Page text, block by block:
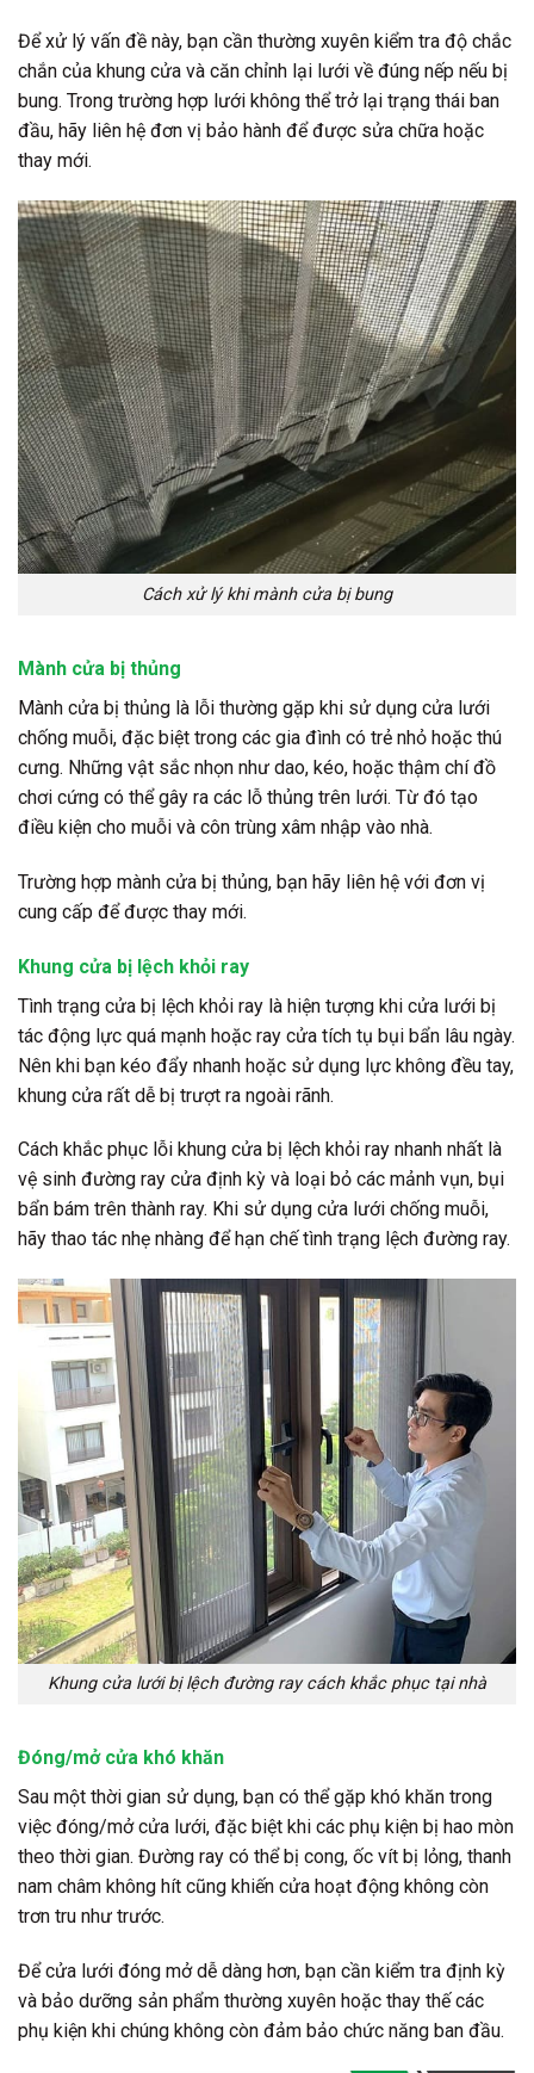
Để xử lý vấn đề này, bạn cần thường xuyên kiểm tra độ chắc
chắn của khung cửa và căn chỉnh lại lưới về đúng nếp nếu bị
bung. Trong trường hợp lưới không thể trở lại trạng thái ban
đầu, hãy liên hệ đơn vị bảo hành để được sửa chữa hoặc
thay mới.
Cách xử lý khi mành cửa bị bung
Mành cửa bị thủng
Mành cửa bị thủng là lỗi thường gặp khi sử dụng cửa lưới
chống muỗi, đặc biệt trong các gia đình có trẻ nhỏ hoặc thú
cưng. Những vật sắc nhọn như dao, kéo, hoặc thậm chí đồ
chơi cứng có thể gây ra các lỗ thủng trên lưới. Từ đó tạo
điều kiện cho muỗi và côn trùng xâm nhập vào nhà.
Trường hợp mành cửa bị thủng, bạn hãy liên hệ với đơn vị
cung cấp để được thay mới.
Khung cửa bị lệch khỏi ray
Tình trạng cửa bị lệch khỏi ray là hiện tượng khi cửa lưới bị
tác động lực quá mạnh hoặc ray cửa tích tụ bụi bẩn lâu ngày.
Nên khi bạn kéo đẩy nhanh hoặc sử dụng lực không đều tay,
khung cửa rất dễ bị trượt ra ngoài rãnh.
Cách khắc phục lỗi khung cửa bị lệch khỏi ray nhanh nhất là
vệ sinh đường ray cửa định kỳ và loại bỏ các mảnh vụn, bụi
bẩn bám trên thành ray. Khi sử dụng cửa lưới chống muỗi,
hãy thao tác nhẹ nhàng để hạn chế tình trạng lệch đường ray.
Khung cửa lưới bị lệch đường ray cách khắc phục tại nhà
Đóng/mở cửa khó khăn
Sau một thời gian sử dụng, bạn có thể gặp khó khăn trong
việc đóng/mở cửa lưới, đặc biệt khi các phụ kiện bị hao mòn
theo thời gian. Đường ray có thể bị cong, ốc vít bị lỏng, thanh
nam châm không hít cũng khiến cửa hoạt động không còn
trơn tru như trước.
Để cửa lưới đóng mở dễ dàng hơn, bạn cần kiểm tra định kỳ
và bảo dưỡng sản phẩm thường xuyên hoặc thay thế các
phụ kiện khi chúng không còn đảm bảo chức năng ban đầu.